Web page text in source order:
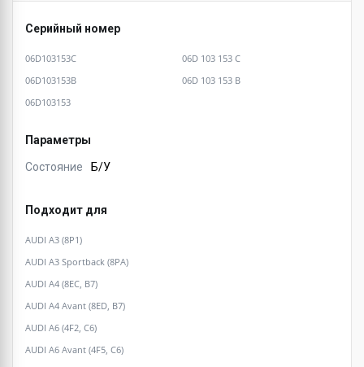
Серийный номер
06D103153C
06D 103 153 C
06D103153B
06D 103 153 B
06D103153
Параметры
Состояние Б/У
Подходит для
AUDI A3 (8P1)
AUDI A3 Sportback (8PA)
AUDI A4 (8EC, B7)
AUDI A4 Avant (8ED, B7)
AUDI A6 (4F2, C6)
AUDI A6 Avant (4F5, C6)